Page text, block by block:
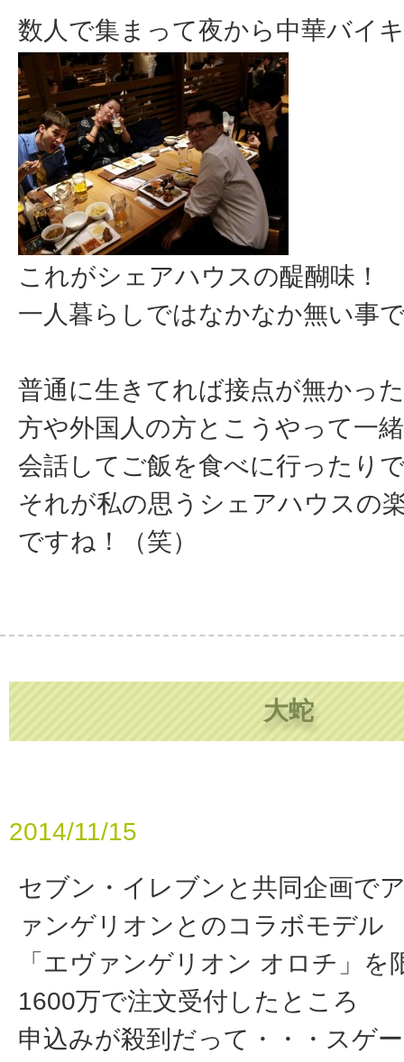
数人で集まって夜から中華バイ
これがシェアハウスの醍醐味！
一人暮らしではなかなか無い事
普通に生きてれば接点が無かっ
方や外国人の方とこうやって一
会話してご飯を食べに行ったり
それが私の思うシェアハウスの
ですね！（笑）
大蛇
2014/11/15
セブン・イレブンと共同企画で
ァンゲリオンとのコラボモデル
「エヴァンゲリオン オロチ」を
1600万で注文受付したところ
申込みが殺到だって・・・スゲ